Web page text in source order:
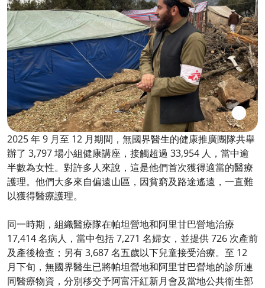
2025 年 9 月至 12 月期間，無國界醫生的健康推廣團隊共舉
辦了 3,797 場小組健康講座，接觸超過 33,954 人，當中逾
半數為女性。對許多人來說，這是他們首次獲得適當的醫療
護理。他們大多來自偏遠山區，因貧窮及路途遙遠，一直難
以獲得醫療護理。
同一時期，組織醫療隊在帕坦營地和阿里甘巴營地治療
17,414 名病人，當中包括 7,271 名婦女，並提供 726 次產前
及產後檢查；另有 3,687 名五歲以下兒童接受治療。至 12
月下旬，無國界醫生已將帕坦營地和阿里甘巴營地的診所連
同醫療物資，分別移交予阿富汗紅新月會及當地公共衞生部